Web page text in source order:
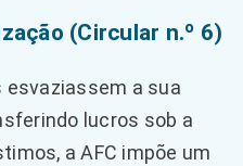
(Circular n.º 6)
esvaziassem a sua
lucros sob a
a AFC impõe um